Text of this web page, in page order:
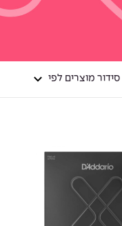
סידור מוצרים לפי